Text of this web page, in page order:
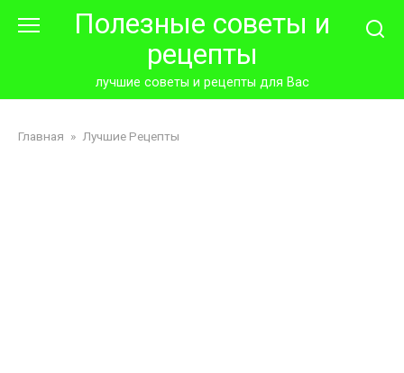
Полезные советы и
рецепты
лучшие советы и рецепты для Вас
Главная » Лучшие Рецепты